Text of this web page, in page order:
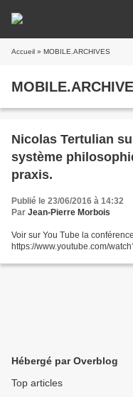
Accueil » MOBILE.ARCHIVES
Nicolas Tertulian
système
praxis.
Publié le 23/06/2016 à 14:32
Par Jean-Pierre Morbois
Voir sur You Tube la
https://www.youtube.com/
Hébergé par Overblog
Top articles